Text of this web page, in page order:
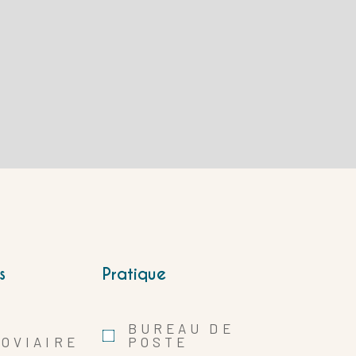
Pratique
BUREAU DE
POSTE